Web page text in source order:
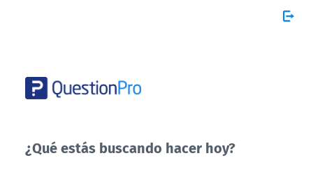
¿Qué estás buscando hacer hoy?